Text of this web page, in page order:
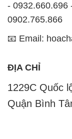
- 0932.660.696
0902.765.866
📧 Email:
ĐỊA CHỈ
1229C Quốc
Quận Bình